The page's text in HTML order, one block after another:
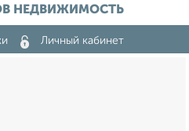
НЕДВИЖИМОСТЬ
Личный кабинет